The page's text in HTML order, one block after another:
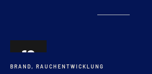
18
JULI
BRAND, RAUCHENTWICKLUNG